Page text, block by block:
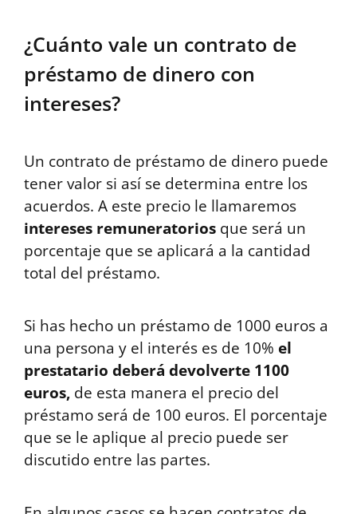
¿Cuánto vale un contrato de
préstamo de dinero con
intereses?
Un contrato de préstamo de dinero puede
tener valor si así se determina entre los
acuerdos. A este precio le llamaremos
intereses remuneratorios que será un
porcentaje que se aplicará a la cantidad
total del préstamo.
Si has hecho un préstamo de 1000 euros a
una persona y el interés es de 10% el
prestatario deberá devolverte 1100
euros, de esta manera el precio del
préstamo será de 100 euros. El porcentaje
que se le aplique al precio puede ser
discutido entre las partes.